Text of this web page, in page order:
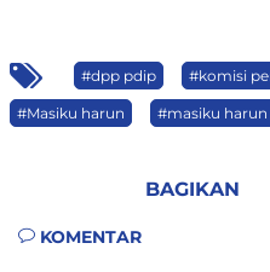
#dpp pdip #komisi
#Masiku harun #masiku harun
BAGIKAN
KOMENTAR